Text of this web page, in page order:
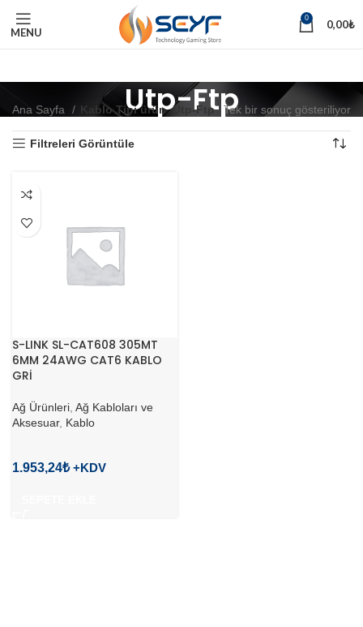
MENU
0 0,00₺
Utp-Ftp
Ana Sayfa Kablo Tipi ürün Utp-Ftp Tek bir sonuç gösteriliyor
Filtreleri Görüntüle
S-LINK SL-CAT608 305MT
6MM 24AWG CAT6 KABLO
GRİ
Ağ Ürünleri Ağ Kabloları ve
Aksesuar, Kablo
1.953,24₺